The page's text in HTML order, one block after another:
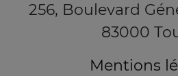
256, Boulevard
83000
Mentions